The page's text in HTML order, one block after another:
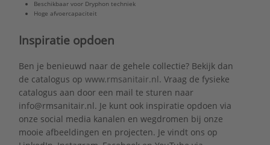
Beschikbaar voor Dryphon techniek
Hoge afvoercapaciteit
Inspiratie opdoen
Ben je benieuwd naar de gehele collectie? Bekijk dan
de catalogus op www.rmsanitair.nl. Vraag de fysieke
catalogus aan door een mail te sturen naar
info@rmsanitair.nl. Je kunt ook inspiratie opdoen via
onze social media kanalen en wegdromen bij onze
mooie afbeeldingen en projecten. Je vindt ons op